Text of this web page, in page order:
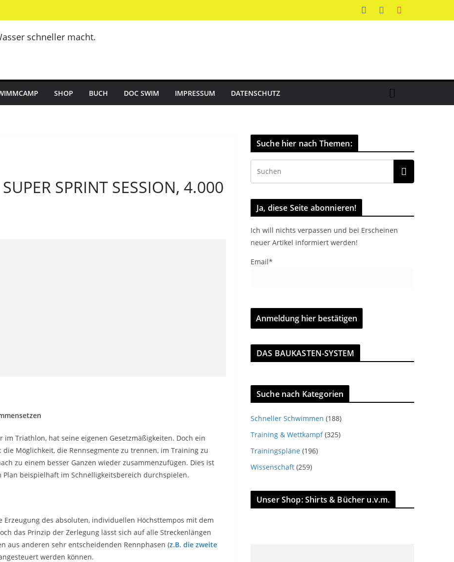
schneller macht.
SHOP BUCH DOC SWIM IMPRESSUM DATENSCHUTZ
SPRINT SESSION, 4.000
im Triathlon, hat seine eigenen Gesetzmäßigkeiten. Doch ein
Möglichkeit, die Rennsegmente zu trennen, im Training zu
zu einem besser Ganzen wieder zusammenzufügen. Dies ist
beispielhaft im Schnelligkeitsbereich durchspielen.
des absoluten, individuellen Höchsttempos mit dem
das Prinzip der Zerlegung lässt sich auf alle Streckenlängen
aus anderen sehr entscheidenden Rennphasen (z.B. die zweite
werden können.
Suche hier nach Themen:
Ja, diese Seite abonnieren!
Ich will nichts verpassen und bei Erscheinen
neuer Artikel informiert werden!
Email*
DAS BAUKASTEN-SYSTEM
Suche nach Kategorien
Schneller Schwimmen (188)
Training & Wettkampf(325)
Trainingspläne (196)
Wissenschaft (259)
Unser Shop: Shirts & Bücher u.v.m.